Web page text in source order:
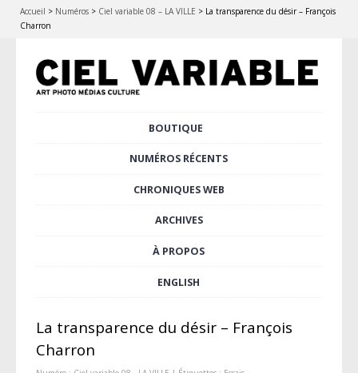
Accueil > Numéros > Ciel variable 08 – LA VILLE > La transparence du désir – François
Charron
BOUTIQUE
NUMÉROS RÉCENTS
CHRONIQUES WEB
ARCHIVES
À PROPOS
ENGLISH
La transparence du désir – François
Charron